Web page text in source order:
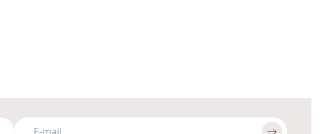
oula chambre
? Dans cette collection, vous trouverez l'éclairage idéal pour